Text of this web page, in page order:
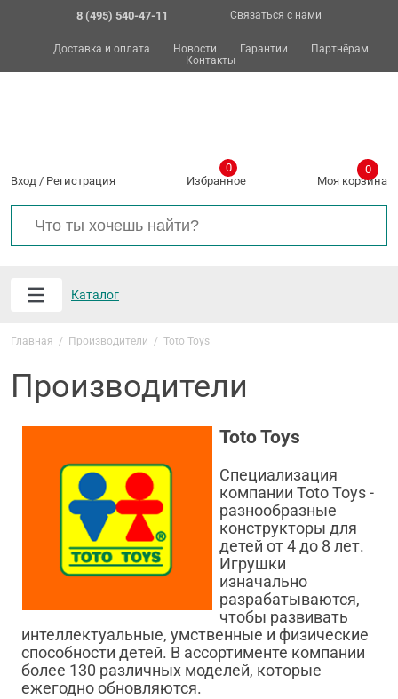
8 (495) 540-47-11 Связаться с нами
Доставка и оплата Новости Гарантии
Партнёрам
Контакты
Вход / Регистрация Избранное
0
Моя корзина
0
Каталог
Главная / Производители / Toto Toys
Производители
Toto Toys
Специализация
компании Toto Toys -
разнообразные
конструкторы для
детей от 4 до 8 лет.
Игрушки
изначально
разрабатываются,
чтобы развивать
интеллектуальные, умственные и физические
способности детей. В ассортименте компании
более 130 различных моделей, которые
ежегодно обновляются.